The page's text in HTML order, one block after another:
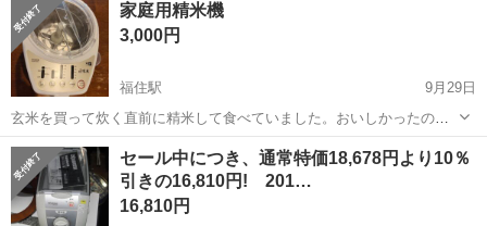
家庭用精米機
3,000円
福住駅
9月29日
玄米を買って炊く直前に精米して食べていました。おいしかったので
すが手間が面倒になったのでお譲りします。
北海道 札幌市 福住駅 キッチン家電 手間
セール中につき、通常特価18,678円より10％
引きの16,810円! 201…
16,810円